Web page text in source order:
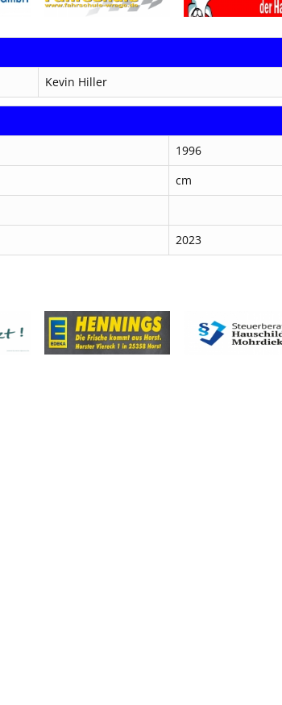
Kevin Hiller
1996
cm
2023